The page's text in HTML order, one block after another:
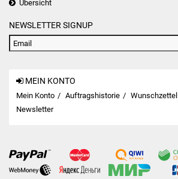
Übersicht
NEWSLETTER SIGNUP
MEIN KONTO
Mein Konto Auftragshistorie Wunschzettel
Newsletter